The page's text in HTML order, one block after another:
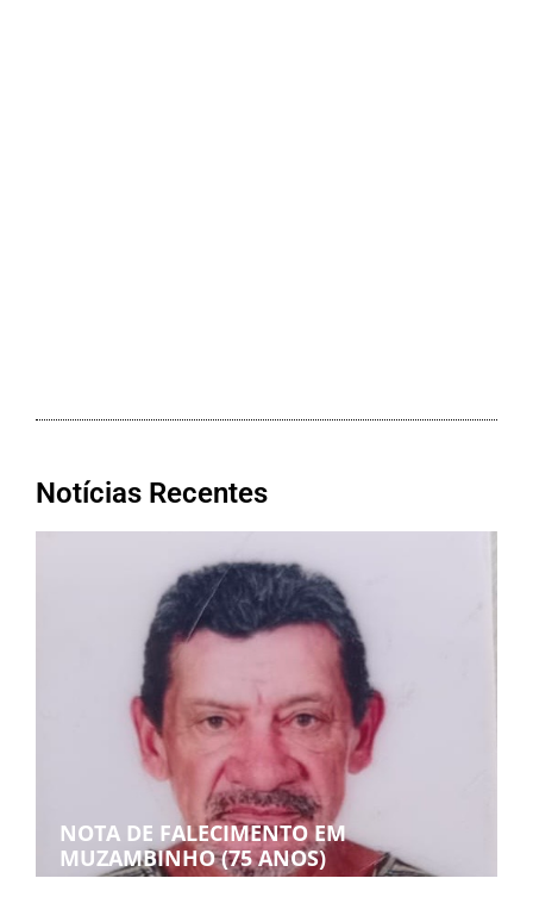
Notícias Recentes
NOTA DE FALECIMENTO EM
MUZAMBINHO (75 ANOS)